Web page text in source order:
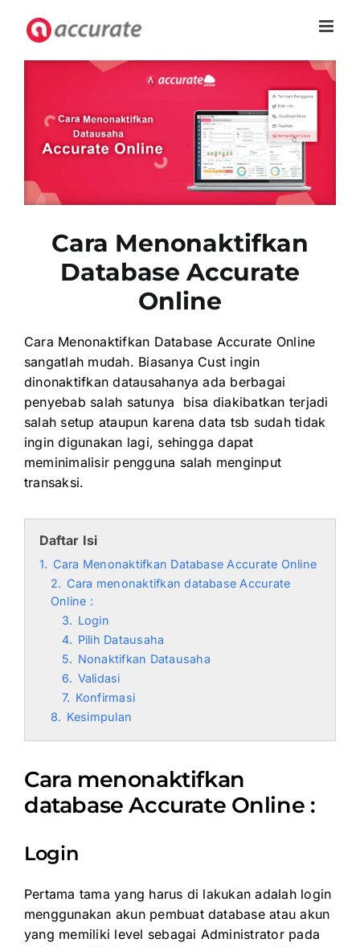
Cara Menonaktifkan
Database Accurate
Online
Cara Menonaktifkan Database Accurate Online
sangatlah mudah. Biasanya Cust ingin
dinonaktifkan datausahanya ada berbagai
penyebab salah satunya bisa diakibatkan terjadi
salah setup ataupun karena data tsb sudah tidak
ingin digunakan lagi, sehingga dapat
meminimalisir pengguna salah menginput
transaksi.
Daftar Isi
1. Cara Menonaktifkan Database Accurate Online
2. Cara menonaktifkan database Accurate
Online :
3. Login
4. Pilih Datausaha
5. Nonaktifkan Datausaha
6. Validasi
7. Konfirmasi
8. Kesimpulan
Cara menonaktifkan
database Accurate Online :
Login
Pertama tama yang harus di lakukan adalah login
menggunakan akun pembuat database atau akun
yang memiliki level sebagai Administrator pada